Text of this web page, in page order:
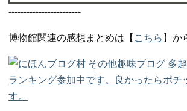
------------------------
博物館関連の感想まとめは【こちら】か
ランキング参加中です。良かったらポチ
す。